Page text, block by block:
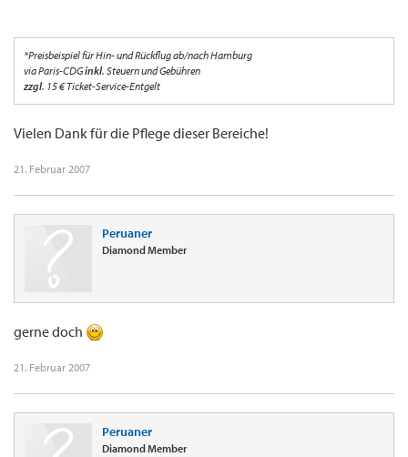
*Preisbeispiel für Hin- und Rückflug ab/nach Hamburg
via Paris-CDGinkl. Steuern und Gebühren
zzgl. 15 € Ticket-Service-Entgelt
Vielen Dank für die Pflege dieser Bereiche!
21. Februar 2007
Peruaner
Diamond Member
gerne doch
21. Februar 2007
Peruaner
Diamond Member